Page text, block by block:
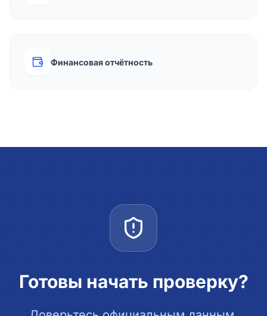
Финансовая отчётность
Готовы начать проверку?